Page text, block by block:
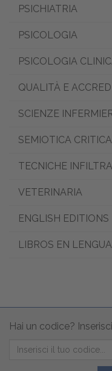
PSICHIATRIA
PSICOLOGIA
PSICOLOGIA
QUALITÀ E
SCIENZE
SEMIOTICA CRITICA
TECNICHE
VETERINARIA
ENGLISH EDITIONS
LIBROS EN
Hai un codice?